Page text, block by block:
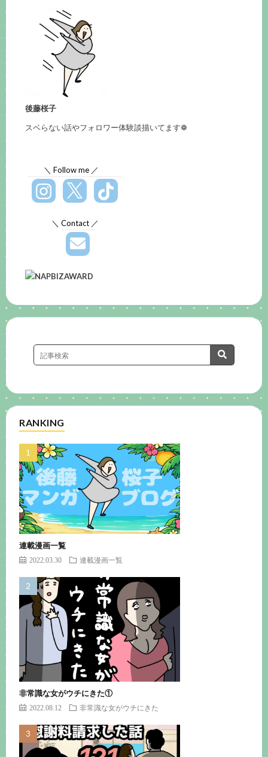
後藤桜子
スベらない話やフォロワー体験談描いてます❁
＼ Follow me ／
＼ Contact ／
RANKING
連載漫画一覧
2022.03.30 連載漫画一覧
非常識な女がウチにきた①
2022.08.12 非常識な女がウチにきた